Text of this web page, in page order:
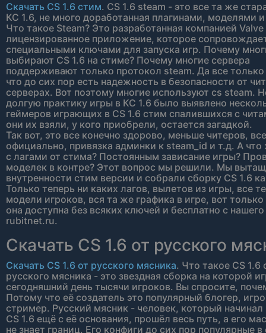
Скачать CS 1.6 стим. CS 1.6 steam - это все та же
КС 1.6, не много доработанная плагинами, моделями
Что такое Steam? Это разработанная компанией Valve
лицензированное приложение, которое
специальными ключами для запуска игр. Почему
выбирают CS 1.6 на стиме? Почему многие сервера
поддерживают только протокол steam. Да все
что до сих пор есть надежность в безопасности от
серверах. Вот поэтому многие используют cs steam.
долгую практику игры в КС 1.6 было выявлено
геймеров играющих в CS 1.6 стим спалившихся с
они их взяли, у кого приобрели, остается загадкой.
Так вот, это все конечно здорово, меньше читеров, все
официально, привязка админки к steam_id и т.д. А что
с лагами от стима? Постоянным зависание игры?
моделек в контре? Этот вопрос мы решили. Мы
внутренности стим версии и собрали сборку CS 1.6
Только теперь ни каких лагов, вылетов из игры, все
модели игроков, вся та же графика в игре, вот только
она доступна без всяких ключей и бесплатно с нашего
rubitnet.ru.
Скачать CS 1.6 от русского
Скачать CS 1.6 от русского мясника. Что такое CS 1.6
русского мясника - это звездная сборка на которой
сегодняшний день тысячи игроков. Вы спросите,
Потому что её создатель это популярный блогер,
стример. Русский мясник - человек, который начинал
CS 1.6 ещё с её основания, прошёл весь путь, а его
не знает границ. Его конфиги до сих пор популярные в